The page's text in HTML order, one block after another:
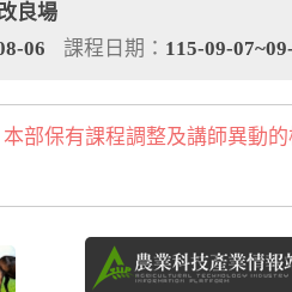
良場
06 課程日期： 115-09-
部保有課程調整及講師異動